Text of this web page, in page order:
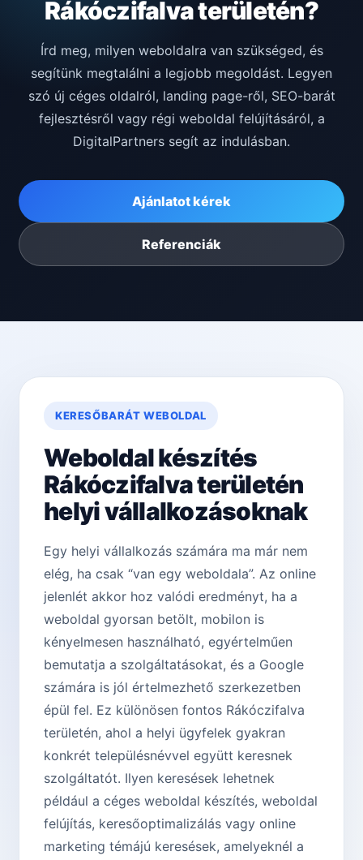
Rákóczifalva területén?
Írd meg, milyen weboldalra van szükséged, és
segítünk megtalálni a legjobb megoldást. Legyen
szó új céges oldalról, landing page-ről, SEO-barát
fejlesztésről vagy régi weboldal felújításáról, a
DigitalPartners segít az indulásban.
Ajánlatot kérek
Referenciák
KERESŐBARÁT WEBOLDAL
Weboldal készítés
Rákóczifalva területén
helyi vállalkozásoknak
Egy helyi vállalkozás számára ma már nem
elég, ha csak “van egy weboldala”. Az online
jelenlét akkor hoz valódi eredményt, ha a
weboldal gyorsan betölt, mobilon is
kényelmesen használható, egyértelműen
bemutatja a szolgáltatásokat, és a Google
számára is jól értelmezhető szerkezetben
épül fel. Ez különösen fontos Rákóczifalva
területén, ahol a helyi ügyfelek gyakran
konkrét településnévvel együtt keresnek
szolgáltatót. Ilyen keresések lehetnek
például a céges weboldal készítés, weboldal
felújítás, keresőoptimalizálás vagy online
marketing témájú keresések, amelyeknél a